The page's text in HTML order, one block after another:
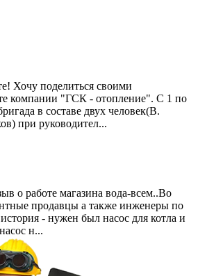
Хочу поделиться своими
компании "ГСК - отопление". С 1 по
в составе двух человек(В.
при руководител...
о работе магазина вода-всем..Во
продавцы а также инженеры по
- нужен был насос для котла и
н...